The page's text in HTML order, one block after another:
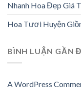
Nhanh Hoa Đẹp Giá
Hoa Tươi Huyện
BÌNH LUẬN GẦN
A WordPress